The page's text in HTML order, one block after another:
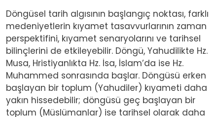
Döngüsel tarih algısının başlangıç noktası, farklı
medeniyetlerin kıyamet tasavvurlarının zaman
perspektifini, kıyamet senaryolarını ve tarihsel
bilinçlerini de etkileyebilir. Döngü, Yahudilikte Hz.
Musa, Hristiyanlıkta Hz. İsa, İslam’da ise Hz.
Muhammed sonrasında başlar. Döngüsü erken
başlayan bir toplum (Yahudiler) kıyameti daha
yakın hissedebilir; döngüsü geç başlayan bir
toplum (Müslümanlar) ise tarihsel olarak daha